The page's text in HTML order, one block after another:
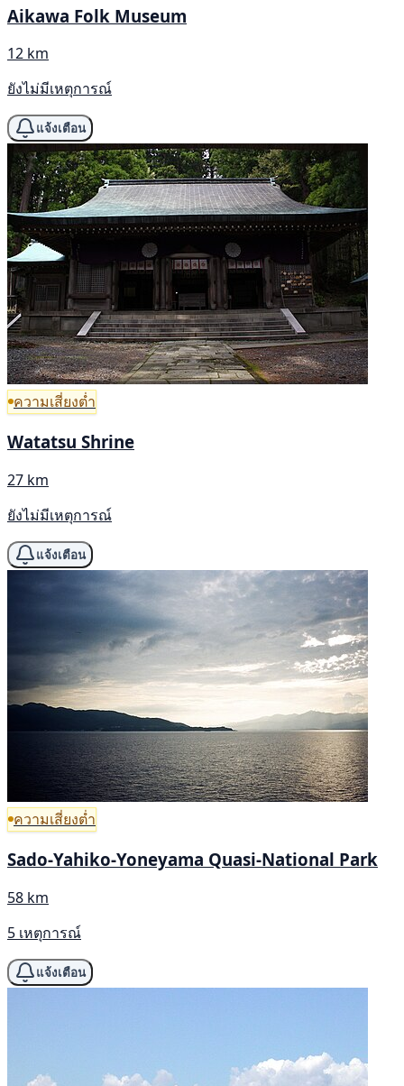
Aikawa Folk Museum
12 km
ยังไม่มีเหตุการณ์
แจ้งเตือน
ความเสี่ยงต่ำ
Watatsu Shrine
27 km
ยังไม่มีเหตุการณ์
แจ้งเตือน
ความเสี่ยงต่ำ
Sado-Yahiko-Yoneyama Quasi-National Park
58 km
5 เหตุการณ์
แจ้งเตือน